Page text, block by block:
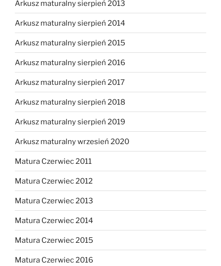
Arkusz maturalny sierpień 2013
Arkusz maturalny sierpień 2014
Arkusz maturalny sierpień 2015
Arkusz maturalny sierpień 2016
Arkusz maturalny sierpień 2017
Arkusz maturalny sierpień 2018
Arkusz maturalny sierpień 2019
Arkusz maturalny wrzesień 2020
Matura Czerwiec 2011
Matura Czerwiec 2012
Matura Czerwiec 2013
Matura Czerwiec 2014
Matura Czerwiec 2015
Matura Czerwiec 2016